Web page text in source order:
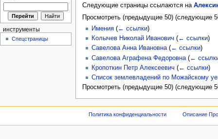
Следующие страницы ссылаются на
Просмотреть (предыдущие 50) (следующие
Имения (← ссылки)
Колычев Николай Иванович (← ссылки)
Савелова Анна Ивановна (← ссылки)
Савелова Аграфена Федоровна (←
Кропоткин Петр Алексеевич (← ссылки)
Список землевладений по Можайскому
Просмотреть (предыдущие 50) (следующие
инструменты
Спецстраницы
Политика конфиденциальности Описание